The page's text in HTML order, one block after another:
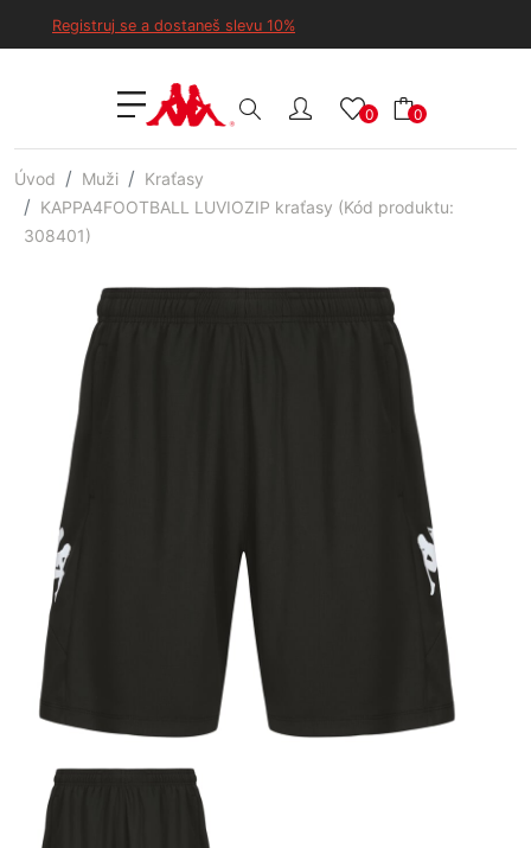
Registruj se a dostaneš slevu 10%
0 0
Úvod Muži
Kraťasy
KAPPA4FOOTBALL LUVIOZIP kraťasy (Kód produktu:
308401)